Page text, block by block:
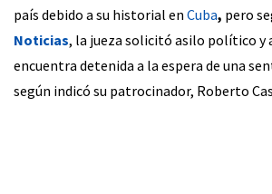
país debido a su historial en Cuba, pero
Noticias, la jueza solicitó asilo político y
encuentra detenida a la espera de una
según indicó su patrocinador, Roberto